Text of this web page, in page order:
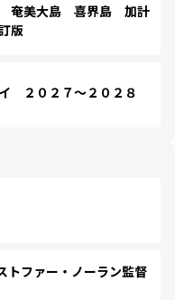
奄美大島 喜界島 加計
版
２０２７～２０２８
ファー・ノーラン監督